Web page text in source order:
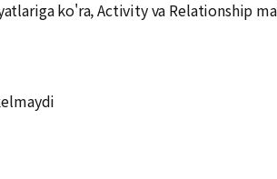
ko'ra, Activity va Relationship